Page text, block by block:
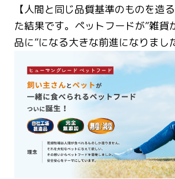
【人間と同じ品質基準のものを造
た結果です。ペットフードが”雑貨
品に”になる大きな前進になりまし